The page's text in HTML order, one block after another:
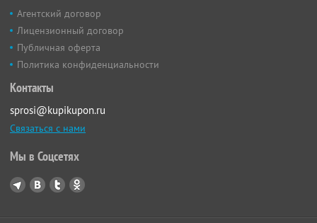
Агентский договор
Лицензионный договор
Публичная оферта
Политика конфиденциальности
Контакты
sprosi@kupikupon.ru
Связаться с нами
Мы в Соцсетях